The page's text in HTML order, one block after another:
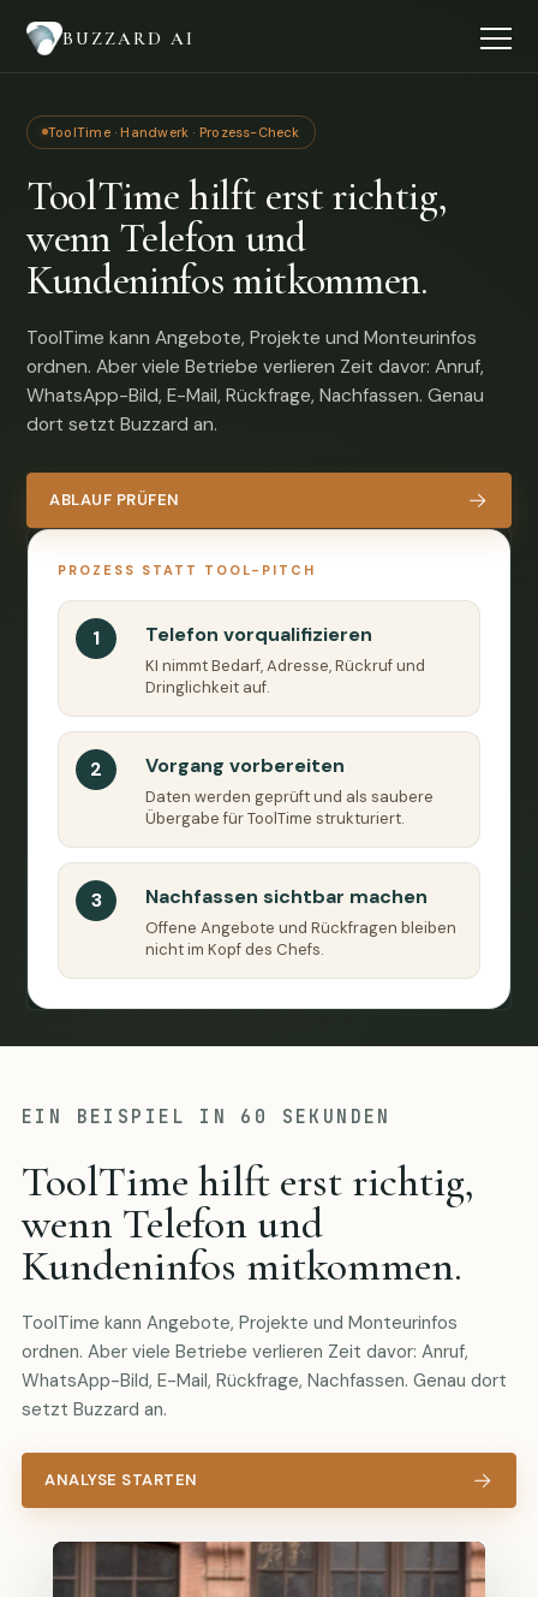
BUZZARD AI
ToolTime · Handwerk · Prozess-Check
ToolTime hilft erst richtig,
wenn Telefon und
Kundeninfos mitkommen.
ToolTime kann Angebote, Projekte und Monteurinfos
ordnen. Aber viele Betriebe verlieren Zeit davor: Anruf,
WhatsApp-Bild, E-Mail, Rückfrage, Nachfassen. Genau
dort setzt Buzzard an.
ABLAUF PRÜFEN →
PROZESS STATT TOOL-PITCH
1 Telefon vorqualifizieren
KI nimmt Bedarf, Adresse, Rückruf und
Dringlichkeit auf.
2 Vorgang vorbereiten
Daten werden geprüft und als saubere
Übergabe für ToolTime strukturiert.
3 Nachfassen sichtbar machen
Offene Angebote und Rückfragen bleiben
nicht im Kopf des Chefs.
EIN BEISPIEL IN 60 SEKUNDEN
ToolTime hilft erst richtig,
wenn Telefon und
Kundeninfos mitkommen.
ToolTime kann Angebote, Projekte und Monteurinfos
ordnen. Aber viele Betriebe verlieren Zeit davor: Anruf,
WhatsApp-Bild, E-Mail, Rückfrage, Nachfassen. Genau dort
setzt Buzzard an.
ANALYSE STARTEN →